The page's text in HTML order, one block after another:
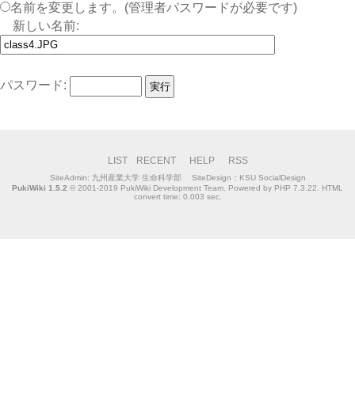
名前を変更します。(管理者パスワードが必要です)
新しい名前:
パスワード:
LIST RECENT HELP RSS
SiteAdmin: 九州産業大学 生命科学部SiteDesign：KSU SocialDesign
PukiWiki 1.5.2 © 2001-2019 PukiWiki Development Team . Powered by PHP 7.3.22. HTML
convert time: 0.003 sec.